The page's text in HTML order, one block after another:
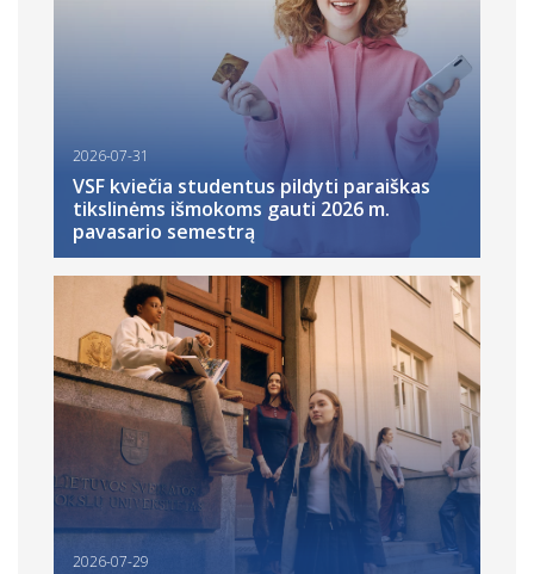
2026-07-31
VSF kviečia studentus pildyti paraiškas
tikslinėms išmokoms gauti 2026 m.
pavasario semestrą
2026-07-29